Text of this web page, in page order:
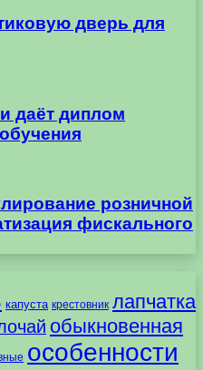
дверь для
даёт диплом
розничной
фискального
капуста крестовник лапчатка
обыкновенная
особенности